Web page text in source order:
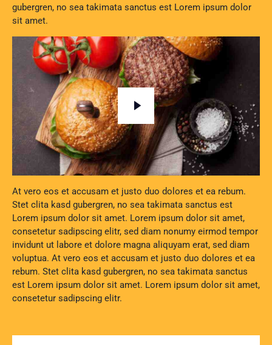
gubergren, no sea takimata sanctus est Lorem ipsum dolor
sit amet.
At vero eos et accusam et justo duo dolores et ea rebum.
Stet clita kasd gubergren, no sea takimata sanctus est
Lorem ipsum dolor sit amet. Lorem ipsum dolor sit amet,
consetetur sadipscing elitr, sed diam nonumy eirmod tempor
invidunt ut labore et dolore magna aliquyam erat, sed diam
voluptua. At vero eos et accusam et justo duo dolores et ea
rebum. Stet clita kasd gubergren, no sea takimata sanctus
est Lorem ipsum dolor sit amet. Lorem ipsum dolor sit amet,
consetetur sadipscing elitr.